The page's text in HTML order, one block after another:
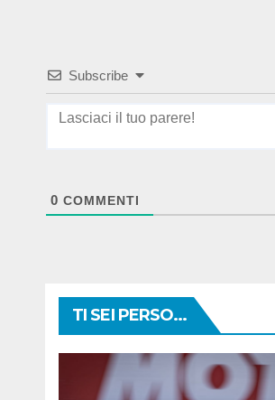
Subscribe
0 COMMENTI
TI SEI PERSO...